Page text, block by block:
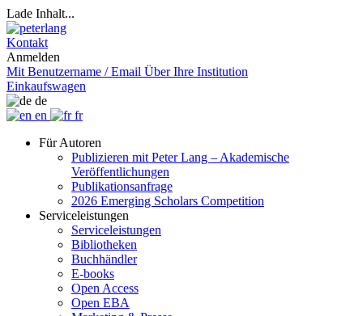
Lade Inhalt...
Kontakt
Anmelden
Mit Benutzername / Email Über Ihre Institution
Einkaufswagen
de
en
fr
Für Autoren
Publizieren mit Peter Lang – Akademische
Veröffentlichungen
Publikationsanfrage
2026 Emerging Scholars Competition
Serviceleistungen
Serviceleistungen
Bibliotheken
Buchhändler
E-books
Open Access
Open EBA